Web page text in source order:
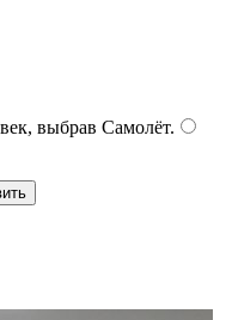
выбрав Самолёт.